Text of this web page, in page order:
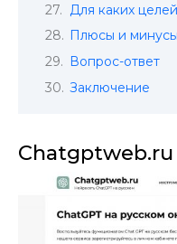
Для каких
Плюсы и
Вопрос-ответ
Заключение
Chatgptweb.ru